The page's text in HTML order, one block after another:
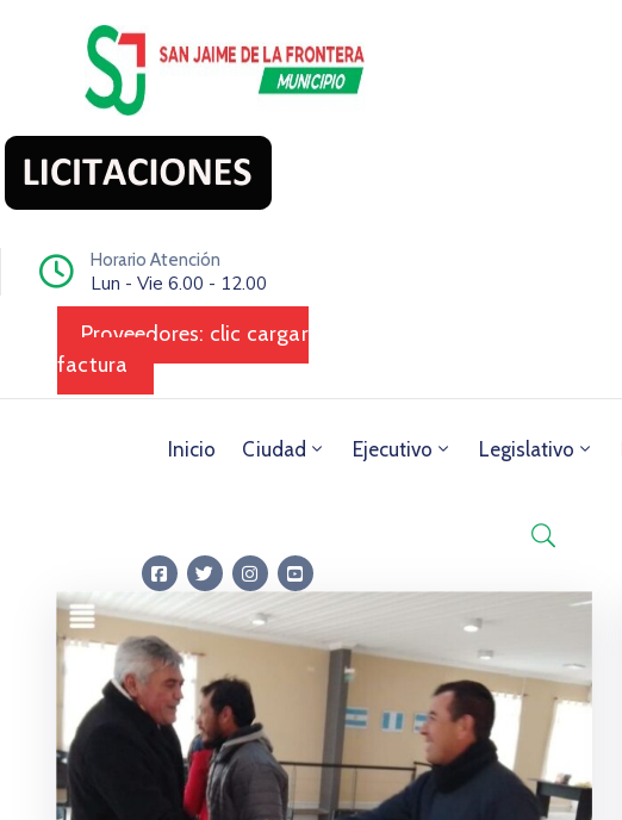
Horario Atención
Lun - Vie 6.00 - 12.00
Proveedores: clic cargar
factura
Inicio Ciudad Ejecutivo Legislativo